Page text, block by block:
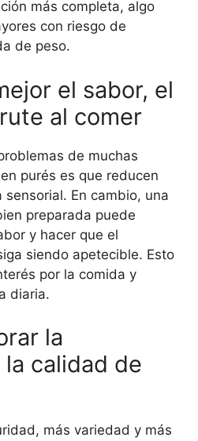
más completa, algo
con riesgo de
de peso.
el sabor, el
al comer
de muchas
purés es que reducen
sensorial. En cambio, una
preparada puede
y hacer que el
siendo apetecible. Esto
por la comida y
diaria.
la
calidad de
más variedad y más